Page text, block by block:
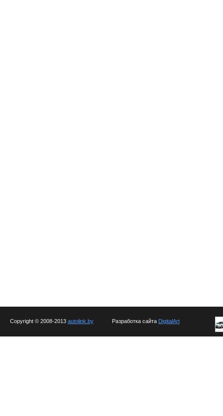
Copyright © 2008-2013 autolink.by Разработка сайта DigitalArt